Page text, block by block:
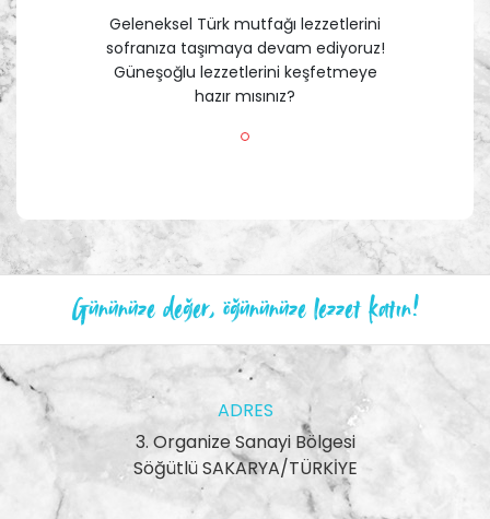
Geleneksel Türk mutfağı lezzetlerini
sofranıza taşımaya devam ediyoruz!
Güneşoğlu lezzetlerini keşfetmeye
hazır mısınız?
Gününüze değer, öğününüze lezzet katın!
ADRES
3. Organize Sanayi Bölgesi
Söğütlü SAKARYA/TÜRKİYE